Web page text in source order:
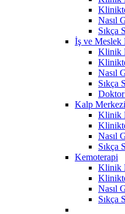
Nasıl
Sıkça
İş ve Meslek
Klinik
Nasıl
Sıkça
Kalp Merkezi
Klinik
Nasıl
Sıkça
Kemoterapi
Klinik
Nasıl
Sıkça